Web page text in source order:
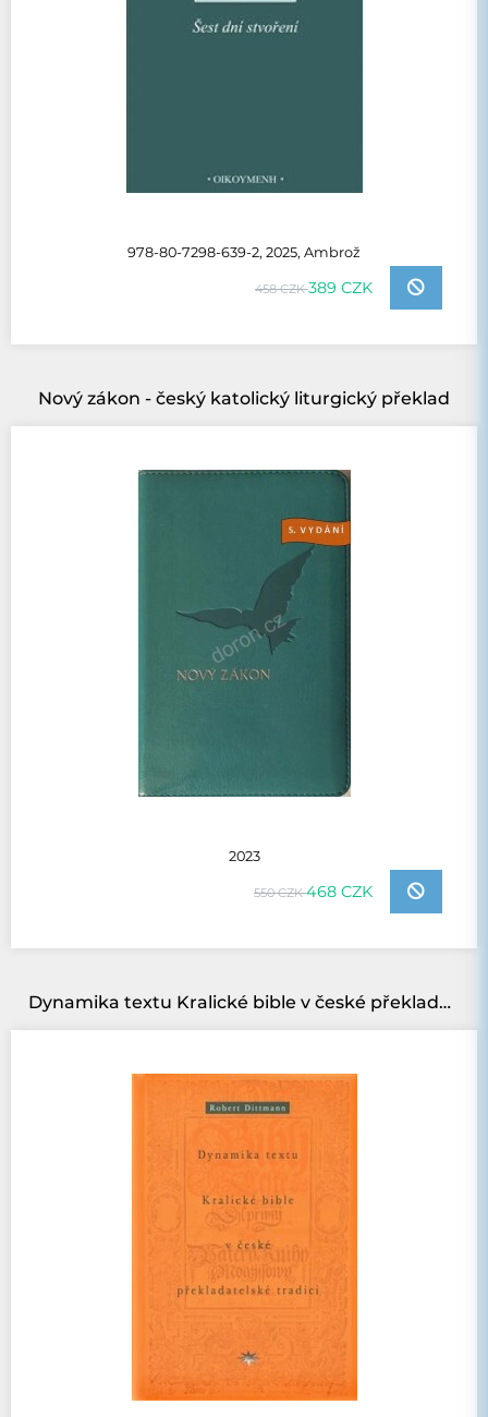
978-80-7298-639-2, 2025, Ambrož
458 CZK389 CZK
Nový zákon - český katolický liturgický překlad
2023
550 CZK468 CZK
Dynamika textu Kralické bible v české překladatelské tradici